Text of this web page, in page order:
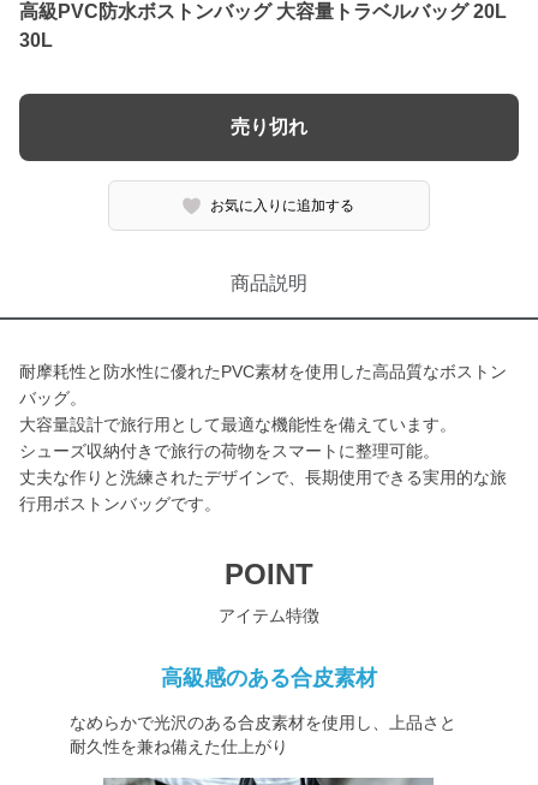
高級PVC防水ボストンバッグ 大容量トラベルバッグ 20L
30L
売り切れ
お気に入りに追加する
商品説明
耐摩耗性と防水性に優れたPVC素材を使用した高品質なボストン
バッグ。
大容量設計で旅行用として最適な機能性を備えています。
シューズ収納付きで旅行の荷物をスマートに整理可能。
丈夫な作りと洗練されたデザインで、長期使用できる実用的な旅
行用ボストンバッグです。
POINT
アイテム特徴
高級感のある合皮素材
なめらかで光沢のある合皮素材を使用し、上品さと
耐久性を兼ね備えた仕上がり